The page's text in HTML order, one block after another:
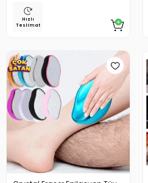
Hızlı
Teslimat